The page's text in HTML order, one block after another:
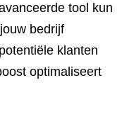
tool kun
bedrijf
klanten
optimaliseert